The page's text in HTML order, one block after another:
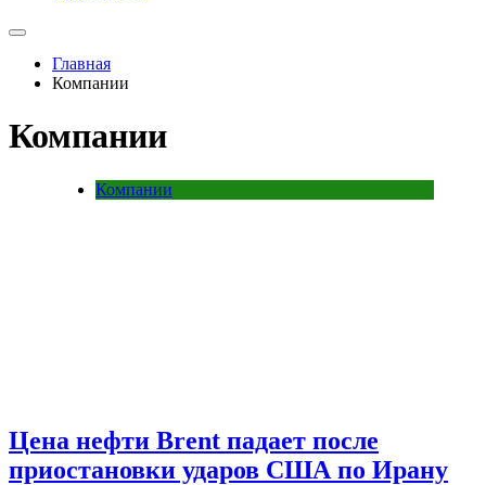
Главная
Компании
Компании
Компании
Цена нефти Brent падает после
приостановки ударов США по Ирану